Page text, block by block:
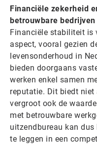
Financiële zekerheid
betrouwbare bedrijven
Financiële stabiliteit is
aspect, vooral gezien
levensonderhoud in
bieden doorgaans
werken enkel samen
reputatie. Dit biedt niet
vergroot ook de
met betrouwbare
uitzendbureau kan
te leggen in een